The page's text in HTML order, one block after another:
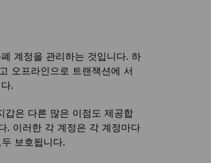
계정을 관리하는 것입니다. 하
오프라인으로 트랜잭션에 서
.
갑은 다른 많은 이점도 제공합
. 이러한 각 계정은 각 계정마다
보호됩니다.